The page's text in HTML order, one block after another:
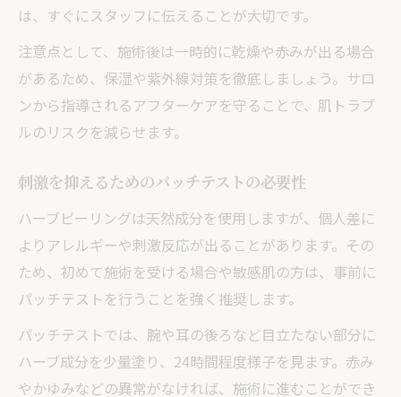
は、すぐにスタッフに伝えることが大切です。
注意点として、施術後は一時的に乾燥や赤みが出る場合
があるため、保湿や紫外線対策を徹底しましょう。サロ
ンから指導されるアフターケアを守ることで、肌トラブ
ルのリスクを減らせます。
刺激を抑えるためのパッチテストの必要性
ハーブピーリングは天然成分を使用しますが、個人差に
よりアレルギーや刺激反応が出ることがあります。その
ため、初めて施術を受ける場合や敏感肌の方は、事前に
パッチテストを行うことを強く推奨します。
パッチテストでは、腕や耳の後ろなど目立たない部分に
ハーブ成分を少量塗り、24時間程度様子を見ます。赤み
やかゆみなどの異常がなければ、施術に進むことができ